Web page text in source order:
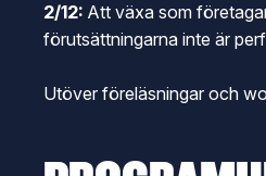
2/12: Att växa som
förutsättningarna inte är
Utöver föreläsningar och